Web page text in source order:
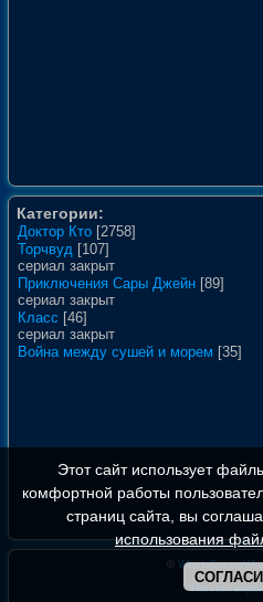
Категории:
Доктор Кто [2758]
Торчвуд [107]
сериал закрыт
Приключения Сары Джейн [89]
сериал закрыт
Класс [46]
сериал закрыт
Война между сушей и морем [35]
©
Этот сайт использует
комфортной работы
страниц сайта, вы
использования